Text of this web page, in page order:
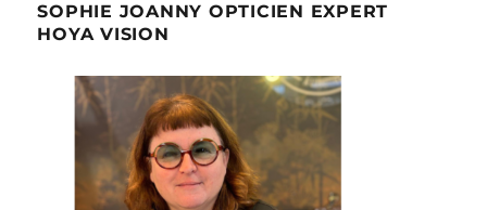
SOPHIE JOANNY OPTICIEN EXPERT
HOYA VISION